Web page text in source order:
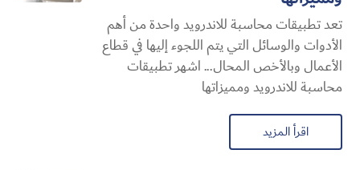
تعد تطبيقات محاسبة للاندرويد واحدة من أهم
الأدوات والوسائل التي يتم اللجوء إليها في قطاع
الأعمال وبالأخص المحال... اشهر تطبيقات
محاسبة للاندرويد ومميزاتها
اقرأ المزيد